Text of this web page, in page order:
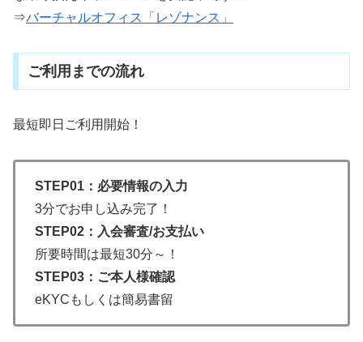
⇒バーチャルオフィス「レゾナンス」
ご利用までの流れ
最短即日ご利用開始！
STEP01：必要情報の入力
3分でお申し込み完了！
STEP02：入会審査/お支払い
所要時間は最短30分～！
STEP03：ご本人様確認
eKYCもしくは簡易書留